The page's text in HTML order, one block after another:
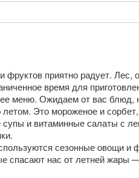
фруктов приятно радует. Лес,
время для
меню. Ожидаем от вас блюд,
Это мороженое и сорбет,
и витаминные салаты с
сезонные овощи и
спасают нас от летней жары